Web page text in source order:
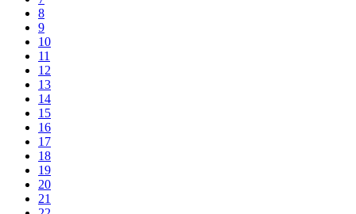
8
9
10
11
12
13
14
15
16
17
18
19
20
21